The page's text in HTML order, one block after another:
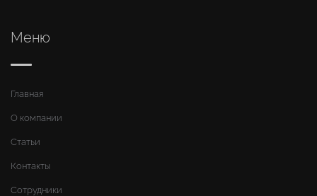
Меню
Главная
О компании
Статьи
Контакты
Сотрудники